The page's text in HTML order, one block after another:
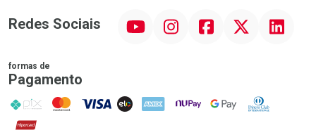
Redes Sociais InstagramFacebookTwitter Linkedin
formas de
Pagamento
PIX MasterCard
VISA ELO AMEX NuPay Google PayDiners Club
Hipercard